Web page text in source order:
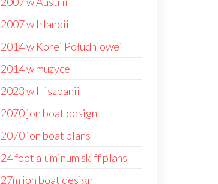
2007 w Irlandii
2014 w Korei Południowej
2014 w muzyce
2023 w Hiszpanii
2070 jon boat design
2070 jon boat plans
24 foot aluminum skiff plans
27m jon boat design